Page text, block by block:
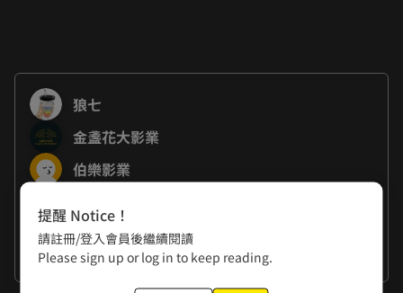
狼七
金盞花大影業
伯樂影業
作者的話
總是很怕辭不達意，而想要說明的更多更多，但想起曾看過的
一段話，提醒創作者要相信讀者，相信有些事情說到這裡就夠
看更多
提醒 Notice！
請註冊/登入會員後繼續閱讀
Please sign up or log in to keep reading.